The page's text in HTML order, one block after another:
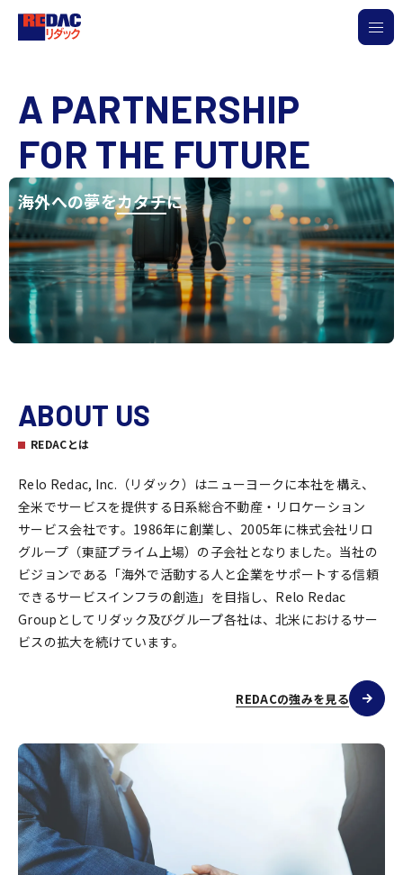
A PARTNERSHIP
FOR THE FUTURE
海外への夢をカタチに
ABOUT US
REDACとは
Relo Redac, Inc.（リダック）はニューヨークに本社を構え、
全米でサービスを提供する日系総合不動産・リロケーション
サービス会社です。1986年に創業し、2005年に株式会社リロ
グループ（東証プライム上場）の子会社となりました。当社の
ビジョンである「海外で活動する人と企業をサポートする信頼
できるサービスインフラの創造」を目指し、Relo Redac
Groupとしてリダック及びグループ各社は、北米におけるサー
ビスの拡大を続けています。
REDACの強みを見る